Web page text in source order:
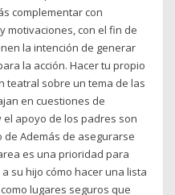
complementar con
motivaciones, con el fin de
la intención de generar
la acción. Hacer tu propio
teatral sobre un tema de las
en cuestiones de
el apoyo de los padres son
de Además de asegurarse
es una prioridad para
su hijo cómo hacer una lista
lugares seguros que